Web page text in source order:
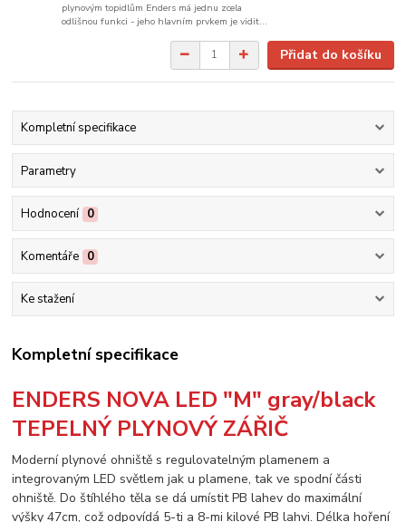
plynovým topidlům Enders má jednu zcela
odlišnou funkci - jeho hlavním prvkem je vidit...
Přidat do košíku
Kompletní specifikace
Parametry
Hodnocení 0
Komentáře 0
Ke stažení
Kompletní specifikace
ENDERS NOVA LED "M" gray/black
TEPELNÝ PLYNOVÝ ZÁŘIČ
Moderní plynové ohniště s regulovatelným plamenem a
integrovaným LED světlem jak u plamene, tak ve spodní části
ohniště. Do štíhlého těla se dá umístit PB lahev do maximální
výšky 47cm, což odpovídá 5-ti a 8-mi kilové PB lahvi. Délka hoření